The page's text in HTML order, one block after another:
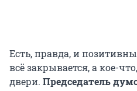
Есть, правда, и
всё закрывается, а кое-
двери. Председатель